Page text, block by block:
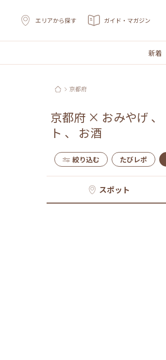
エリアから探す ガイド・マガジン
新着
京都府
京都府 × おみやげ 、
ト 、 お酒
絞り込む たびレポ
スポット